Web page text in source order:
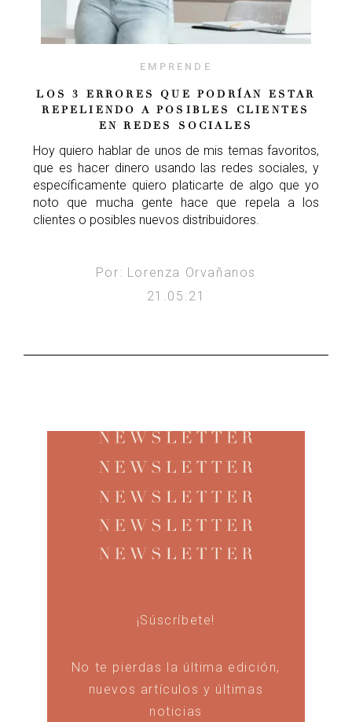
EMPRENDE
LOS 3 ERRORES QUE PODRÍAN ESTAR
REPELIENDO A POSIBLES CLIENTES
EN REDES SOCIALES
Hoy quiero hablar de unos de mis temas favoritos,
que es hacer dinero usando las redes sociales, y
específicamente quiero platicarte de algo que yo
noto que mucha gente hace que repela a los
clientes o posibles nuevos distribuidores.
Por: Lorenza Orvañanos
21.05.21
¡Súscríbete!
No te pierdas la última edición,
nuevos artículos y últimas
noticias